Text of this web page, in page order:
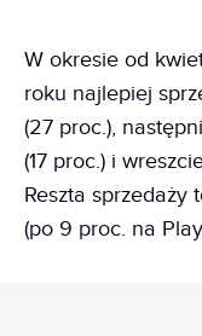
W okresie od
roku najlepiej
(27 proc.),
(17 proc.) i
Reszta sprzedaży
(po 9 proc. na